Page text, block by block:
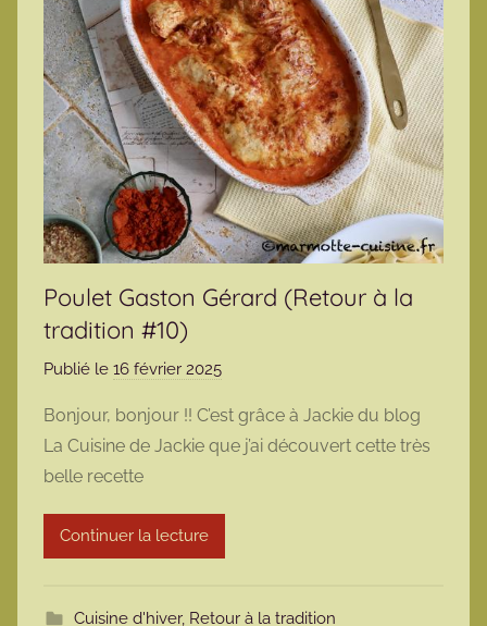
Poulet Gaston Gérard (Retour à la
tradition #10)
Publié le 16 février 2025
r
m
r
Bonjour, bonjour !! C’est grâce à Jackie du blog
La Cuisine de Jackie que j’ai découvert cette très
belle recette
Continuer la lecture
Cuisine d'hiver, Retour à la tradition